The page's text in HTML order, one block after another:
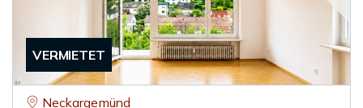
VERMIETET
Neckargemünd